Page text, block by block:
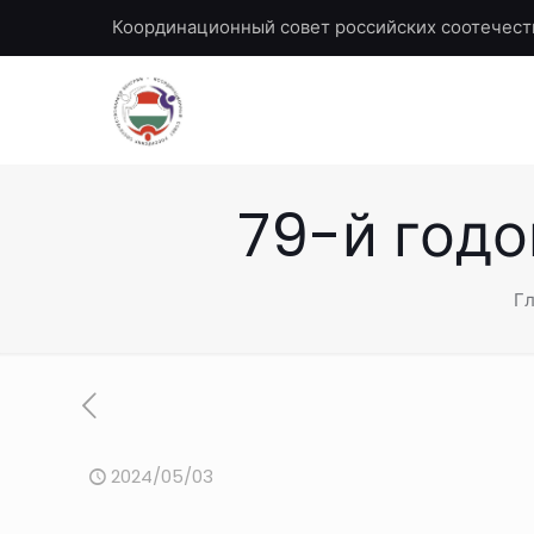
Координационный совет российских
79-й
2024/05/03